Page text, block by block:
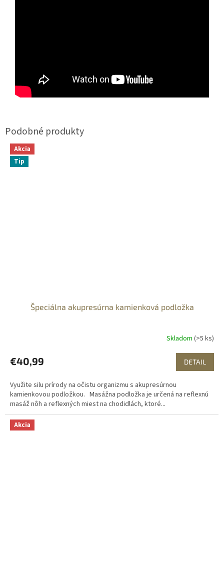
Akcia
Tip
Špeciálna akupresúrna kamienková podložka
Skladom (>5 ks)
€40,99 DETAIL
Využite silu prírody na očistu organizmu s akupresúrnou
kamienkovou podložkou. Masážna podložka je určená na reflexnú
masáž nôh a reflexných miest na chodidlách, ktoré...
Akcia